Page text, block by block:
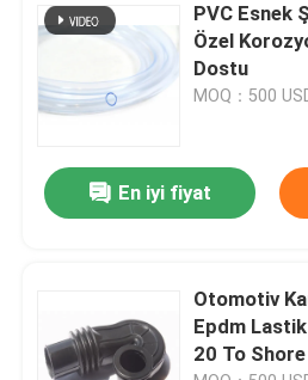
Fabrika turu
Bizimle iletişime geçin
PVC Esnek
Özel
Dostu
MOQ：500
En iyi fiyat
Otomotiv
Epdm
20 To